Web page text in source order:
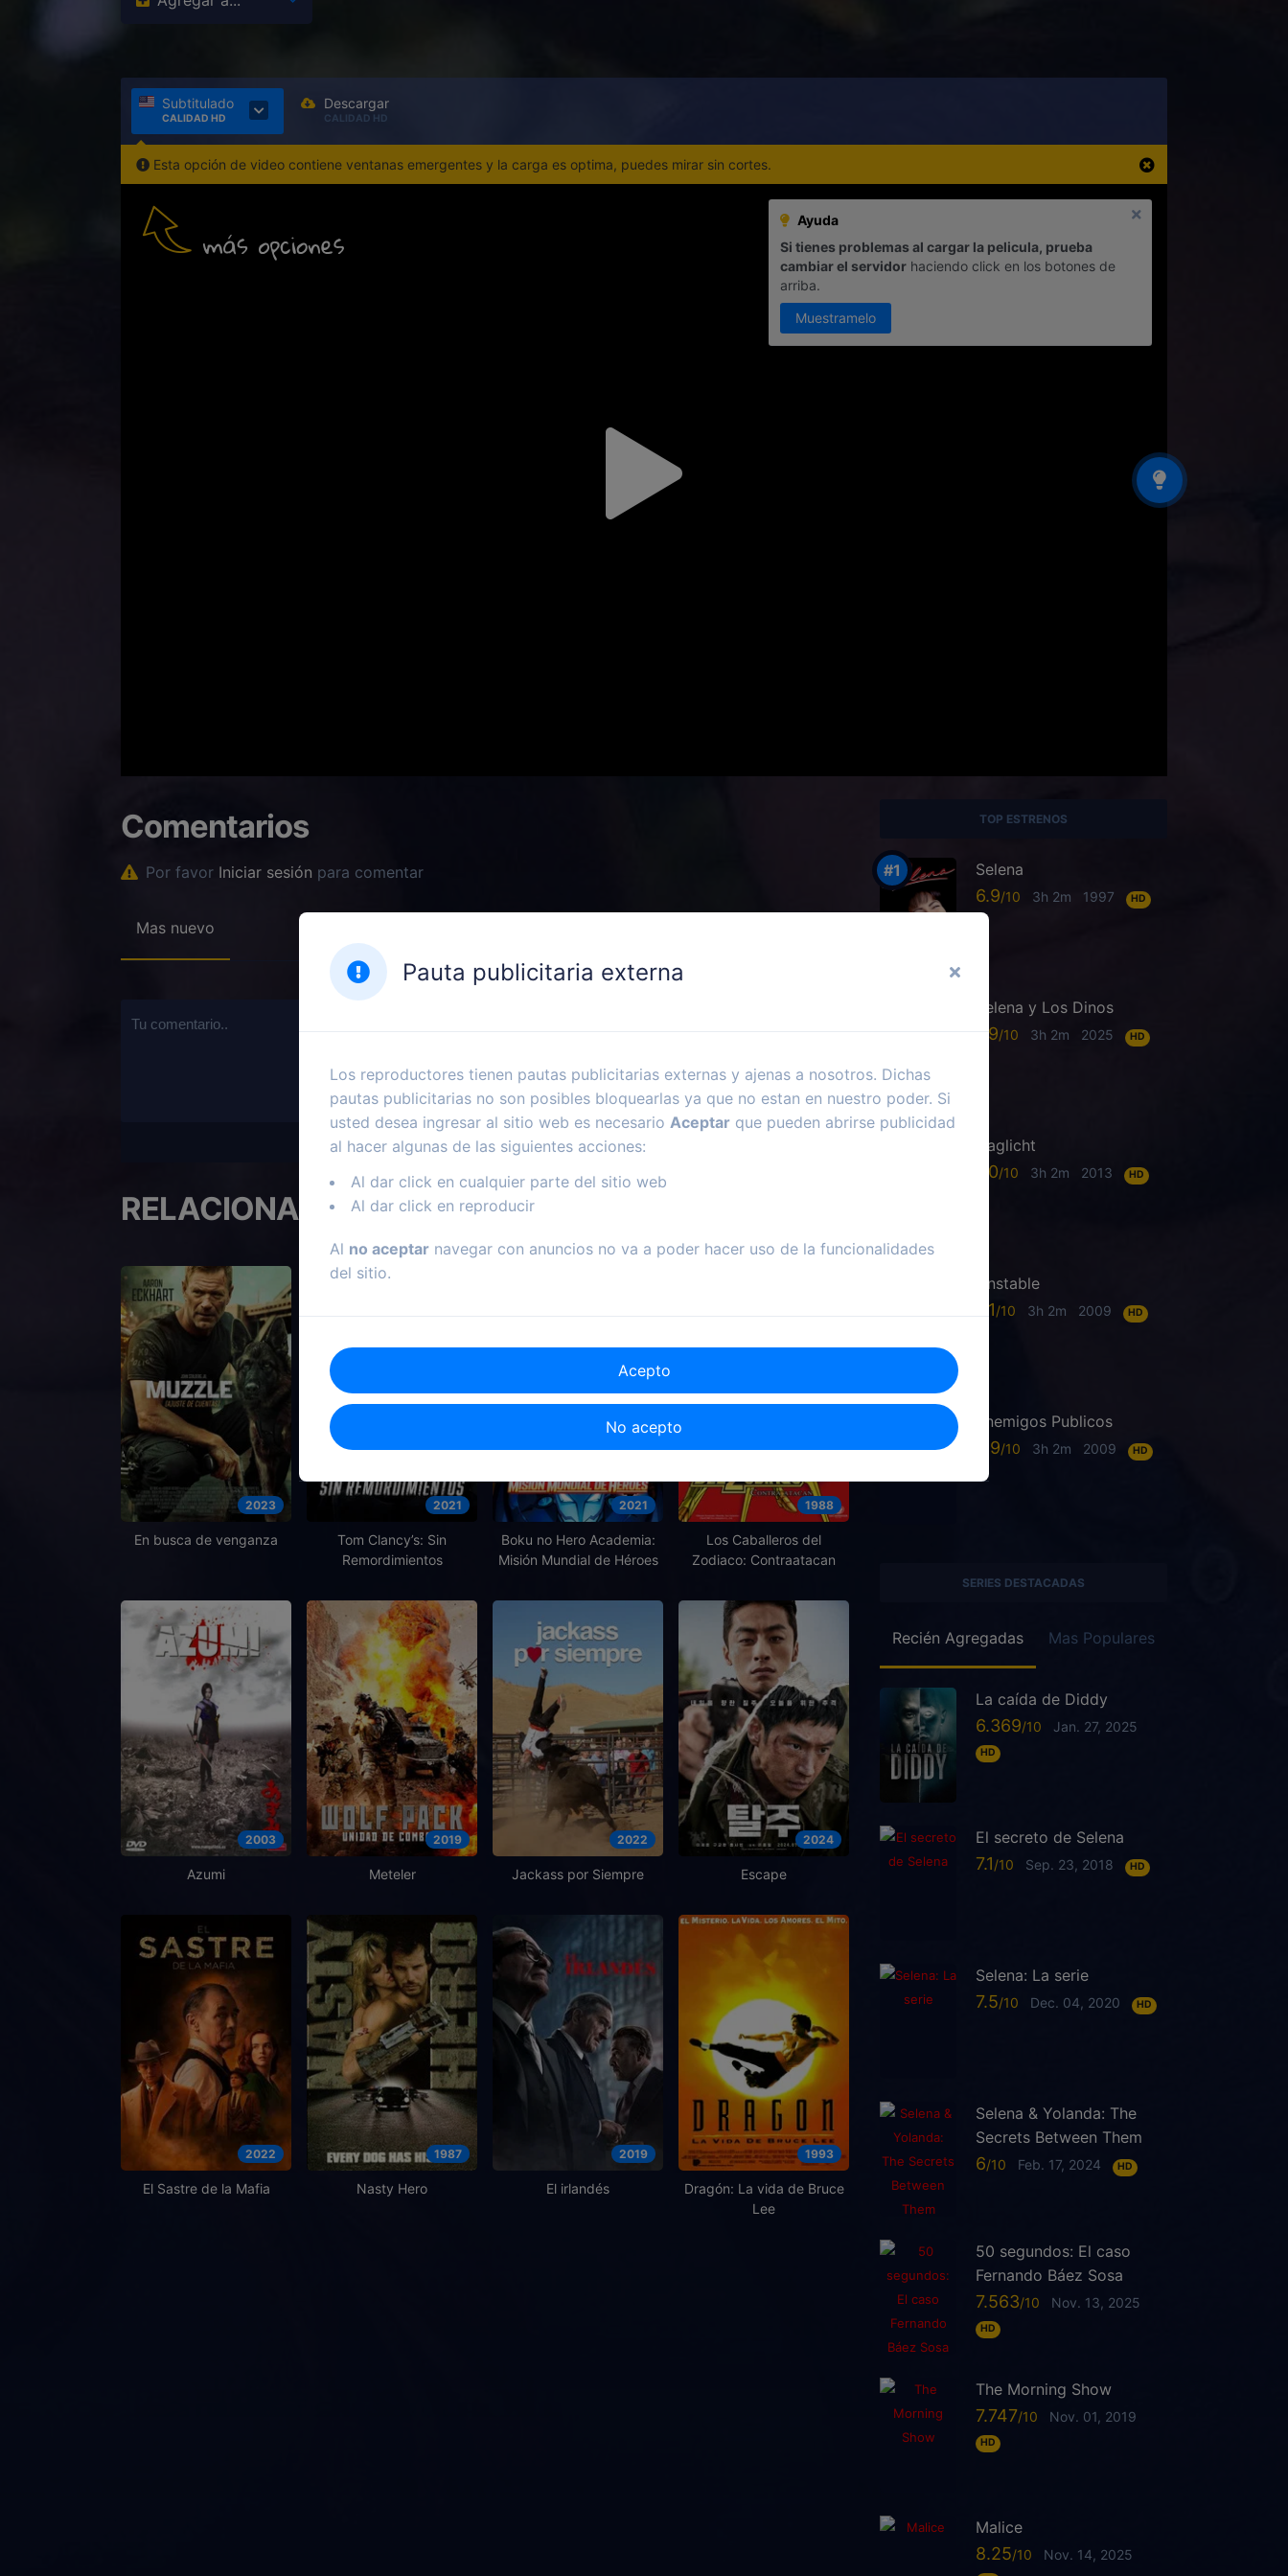
Subtitulado
CALIDAD HD
Descargar
CALIDAD HD
Esta opción de video contiene ventanas emergentes y la carga es optima, puedes mirar sin cortes.
Ayuda
Si tienes problemas al cargar la pelicula, prueba
cambiar el servidor haciendo click en los botones de
arriba.
Muestramelo
Comentarios
Por favor Iniciar sesión para comentar
Mas nuevo
RELACIONADOS
2023
En busca de venganza
2021
Tom Clancy’s: Sin
Remordimientos
2021
Boku no Hero Academia:
Misión Mundial de Héroes
1988
Los Caballeros del
Zodiaco: Contraatacan
2003
Azumi
2019
Meteler
2022
Jackass por Siempre
2024
Escape
2022
El Sastre de la Mafia
1987
Nasty Hero
2019
El irlandés
1993
Dragón: La vida de Bruce
Lee
TOP ESTRENOS
Selena
6.9 3h 2m 1997 HD
Selena y Los Dinos
7.9 3h 2m 2025 HD
Daglicht
7.0 3h 2m 2013 HD
Unstable
6.1 3h 2m 2009 HD
Enemigos Publicos
6.9 3h 2m 2009 HD
SERIES DESTACADAS
Recién Agregadas Mas Populares
La caída de Diddy
6.369 Jan. 27, 2025
HD
El secreto de Selena
7.1 Sep. 23, 2018 HD
Selena: La serie
7.5 Dec. 04, 2020 HD
Selena & Yolanda: The
Secrets Between Them
6 Feb. 17, 2024 HD
50 segundos: El caso
Fernando Báez Sosa
7.563 Nov. 13, 2025
HD
The Morning Show
7.747 Nov. 01, 2019
HD
Malice
8.25 Nov. 14, 2025
Pauta publicitaria externa
Los reproductores tienen pautas publicitarias externas y ajenas a nosotros. Dichas
pautas publicitarias no son posibles bloquearlas ya que no estan en nuestro poder. Si
usted desea ingresar al sitio web es necesario Aceptar que pueden abrirse publicidad
al hacer algunas de las siguientes acciones:
Al dar click en cualquier parte del sitio web
Al dar click en reproducir
Al no aceptar navegar con anuncios no va a poder hacer uso de la funcionalidades
del sitio.
Acepto
No acepto